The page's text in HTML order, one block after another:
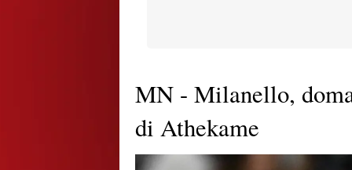
MN - Milanello,
di Athekame